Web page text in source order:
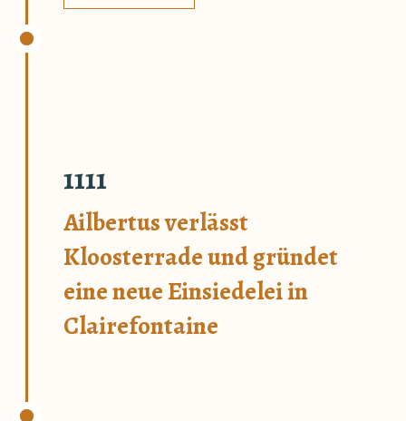
1111
Ailbertus verlässt
Kloosterrade und gründet
eine neue Einsiedelei in
Clairefontaine